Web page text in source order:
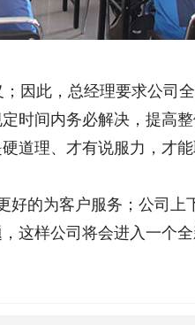
此，总经理要求公司全
时间内务必解决，提高
道理、才有说服力，才
的为客户服务；公司上
这样公司将会进入一个